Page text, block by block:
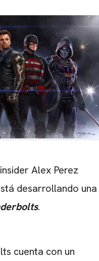
Alex Perez
desarrollando una
.
cuenta con un